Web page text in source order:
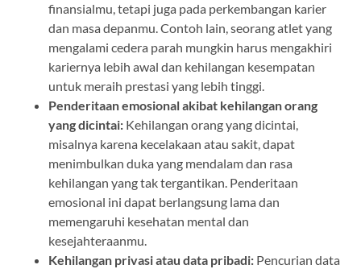
finansialmu, tetapi juga pada perkembangan karier
dan masa depanmu. Contoh lain, seorang atlet yang
mengalami cedera parah mungkin harus mengakhiri
kariernya lebih awal dan kehilangan kesempatan
untuk meraih prestasi yang lebih tinggi.
Penderitaan emosional akibat kehilangan orang
yang dicintai: Kehilangan orang yang dicintai,
misalnya karena kecelakaan atau sakit, dapat
menimbulkan duka yang mendalam dan rasa
kehilangan yang tak tergantikan. Penderitaan
emosional ini dapat berlangsung lama dan
memengaruhi kesehatan mental dan
kesejahteraanmu.
Kehilangan privasi atau data pribadi: Pencurian data